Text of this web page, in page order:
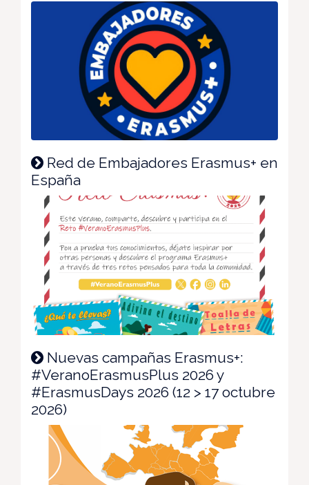
Red de Embajadores Erasmus+ en
España
Nuevas campañas Erasmus+:
#VeranoErasmusPlus 2026 y
#ErasmusDays 2026 (12 > 17 octubre
2026)